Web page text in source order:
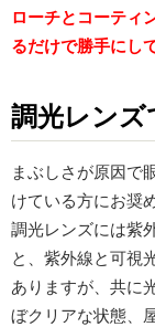
ローチとコーティ
るだけで勝手にし
調光レンズ
まぶしさが原因で
けている方にお奨
調光レンズには紫
と、紫外線と可視
ありますが、共に
ぼクリアな状態、